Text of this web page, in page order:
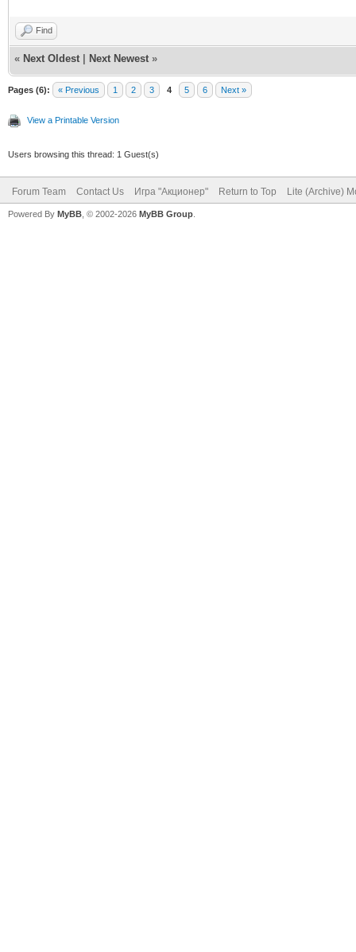
Find
« Next Oldest Next Newest »
Pages (6): « Previous 1 2 3 4 5 6 Next »
View a Printable Version
Users browsing this thread: 1 Guest(s)
Forum Team Contact Us Игра "Акционер" Return to Top Lite (Archive)
Powered By MyBB , © 2002-2026 MyBB Group